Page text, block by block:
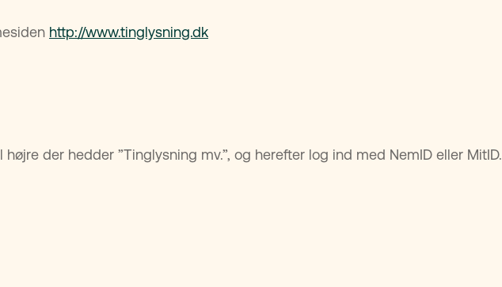
http://www.tinglysning.dk
højre der hedder ”Tinglysning mv.”, og herefter log ind med NemID eller MitID.